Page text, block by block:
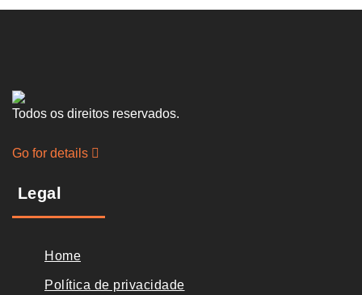
Todos os direitos reservados.
Go for details
Legal
Home
Política de privacidade